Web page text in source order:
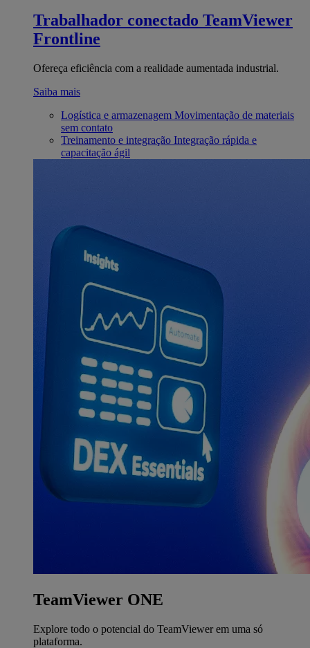
Trabalhador conectado TeamViewer
Frontline
Ofereça eficiência com a realidade aumentada industrial.
Saiba mais
Logística e armazenagem Movimentação de materiais
sem contato
Treinamento e integração Integração rápida e
capacitação ágil
TeamViewer ONE
Explore todo o potencial do TeamViewer em uma só
plataforma.